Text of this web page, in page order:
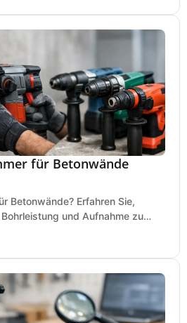
für Betonwände
Betonwände? Erfahren Sie,
und Aufnahme zu